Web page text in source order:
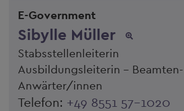
E-Government
Sibylle Müller
Stabsstellenleiterin
Ausbildungsleiterin - Beamten-
Anwärter/innen
Telefon: +49 8551 57-1020